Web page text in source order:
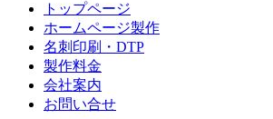
トップページ
ホームページ製作
名刺印刷・DTP
製作料金
会社案内
お問い合せ